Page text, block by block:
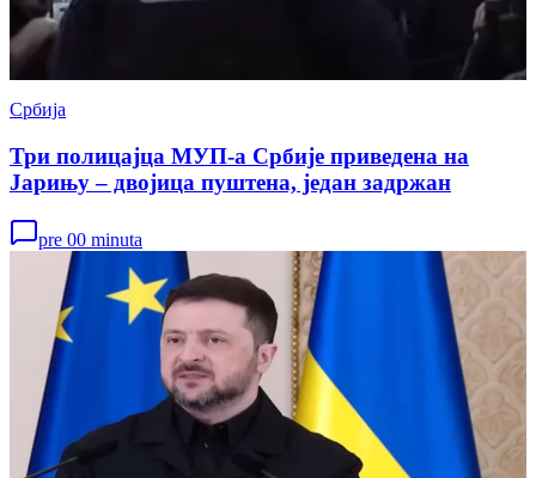
Србија
Три полицајца МУП-а Србије приведена на
Јарињу – двојица пуштена, један задржан
pre 00 minuta